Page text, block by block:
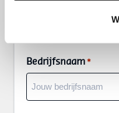
Laat hieronder je
Bedrijfsnaam *